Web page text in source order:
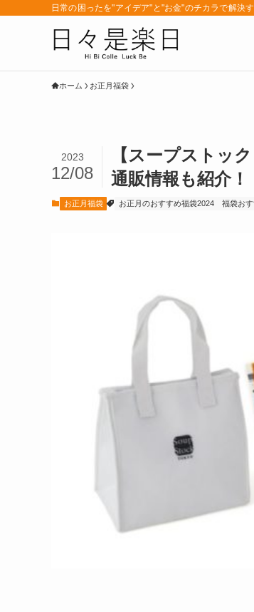
日常の困ったを"アイデア"と"お金"のチカラで解決
ホーム お正月福袋
【スープストッ
通販情報も紹介！
2023
12/08
お正月福袋 お正月のおすすめ福袋2024 福袋お